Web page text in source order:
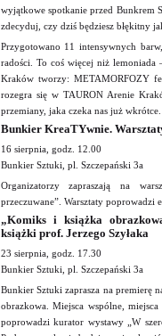
wyjątkowe spotkanie przed
zdecyduj, czy dziś będziesz błękitny
Przygotowano 11 intensywnych
radości. To coś więcej niż lemoniada
Kraków tworzy: METAMORFOZY
rozegra się w TAURON Arenie
przemiany, jaka czeka nas już wkrótce.
Bunkier KreaTYwnie.
16 sierpnia, godz. 12.00
Bunkier Sztuki, pl. Szczepański 3a
Organizatorzy zapraszają na
przeczuwane”. Warsztaty poprowadzi
„Komiks i książka
książki prof. Jerzego Szyłaka
23 sierpnia, godz. 17.30
Bunkier Sztuki, pl. Szczepański 3a
Bunkier Sztuki zaprasza na premierę
obrazkowa. Miejsca wspólne,
poprowadzi kurator wystawy „W